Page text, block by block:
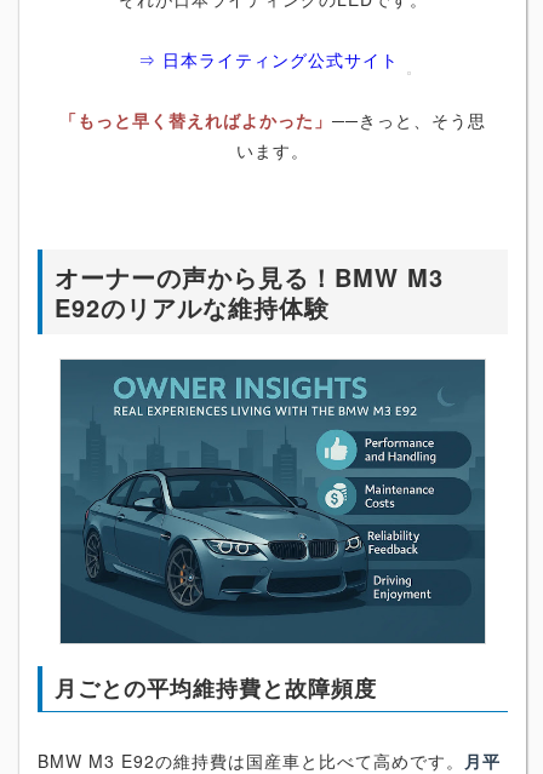
⇒ 日本ライティング公式サイト
「もっと早く替えればよかった」 ──きっと、そう思
います。
オーナーの声から見る！BMW M3
E92のリアルな維持体験
月ごとの平均維持費と故障頻度
BMW M3 E92の維持費は国産車と比べて高めです。
月平